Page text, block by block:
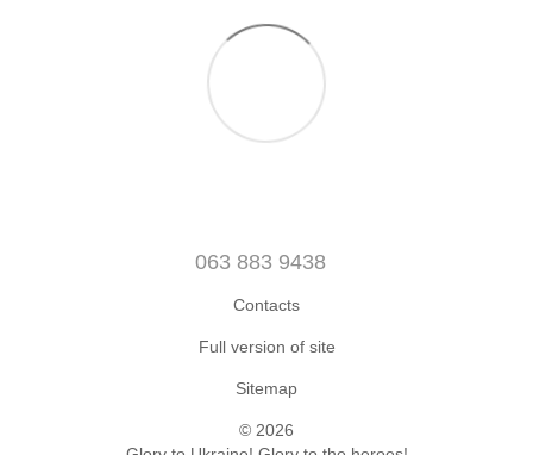
063 883 9438
Contacts
Full version of site
Sitemap
© 2026